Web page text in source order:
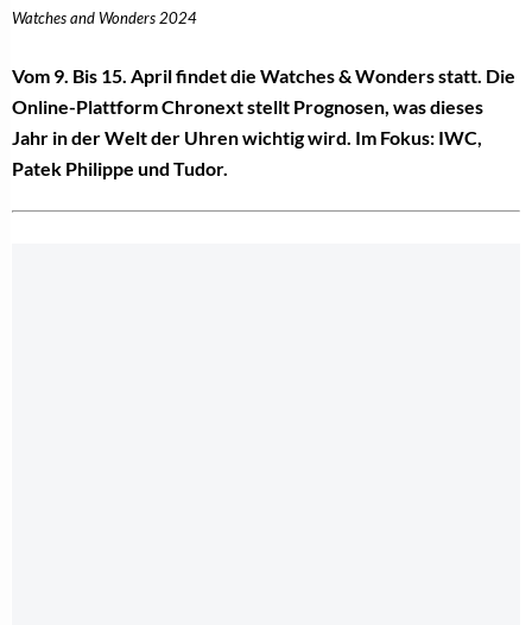
Watches and Wonders 2024
Vom 9. Bis 15. April findet die Watches & Wonders statt. Die
Online-Plattform Chronext stellt Prognosen, was dieses
Jahr in der Welt der Uhren wichtig wird. Im Fokus: IWC,
Patek Philippe und Tudor.